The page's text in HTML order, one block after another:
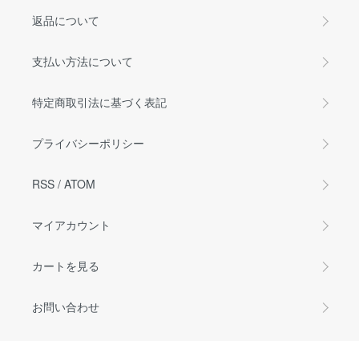
返品について
支払い方法について
特定商取引法に基づく表記
プライバシーポリシー
RSS / ATOM
マイアカウント
カートを見る
お問い合わせ